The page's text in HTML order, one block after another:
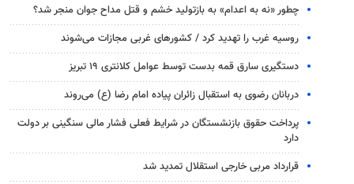
چطور «نه به اعدام» به بازتولید خشم و قتل مداح جوان منجر شد؟
روسیه غرب را تهدید کرد / کشورهای غربی مجازات می‌شوند
دستگیری سارق قمه بدست توسط عوامل کلانتری ۱۹ تبریز
دربانان رضوی به استقبال زائران پیاده امام رضا (ع) می‌روند
پرداخت حقوق بازنشستگان در شرایط فعلی فشار مالی سنگینی بر دولت
دارد
قرارداد مربی خارجی استقلال تمدید شد